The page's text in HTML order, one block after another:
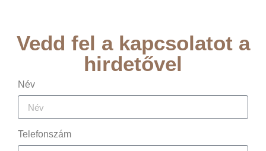
Vedd fel a kapcsolatot a
hirdetővel
Név
Telefonszám